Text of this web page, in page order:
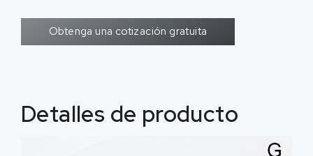
Obtenga una cotización gratuita
Detalles de producto